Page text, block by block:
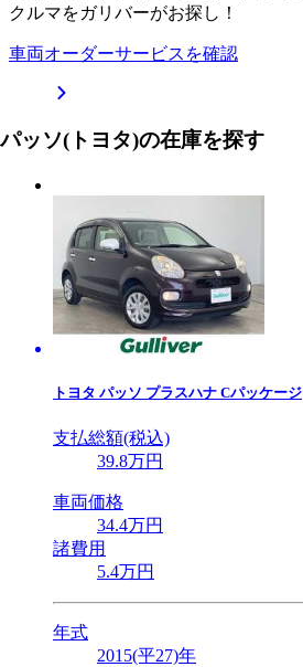
クルマをガリバーがお探し！
車両オーダーサービスを確認
パッソ(トヨタ)の在庫を探す
トヨタ パッソ プラスハナ Cパッケージ
支払総額(税込)
39.8万円
車両価格
34.4万円
諸費用
5.4万円
年式
2015(平27)年